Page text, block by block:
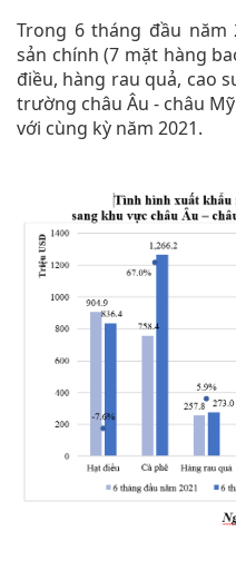
Trong 6 tháng đầu năm
sản chính (7 mặt hàng
điều, hàng rau quả, cao
trường châu Âu - châu
với cùng kỳ năm 2021.